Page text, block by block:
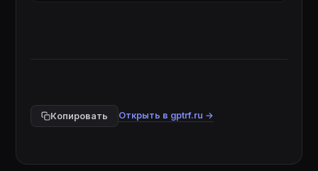
Копировать Открыть в gptrf.ru →